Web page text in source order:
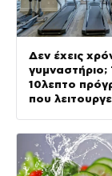
Δεν έχεις
γυμναστήριο;
10λεπτο
που